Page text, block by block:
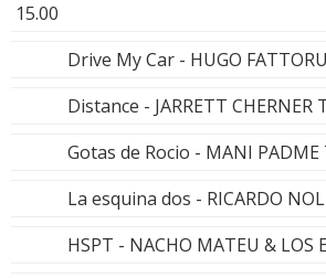
15.00
Drive My Car - HUGO
Distance - JARRETT CHERNER
Gotas de Rocio - MANI PADME
La esquina dos - RICARDO
HSPT - NACHO MATEU & LOS